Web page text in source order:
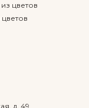
цветов
д. 49